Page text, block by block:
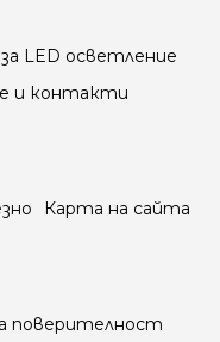
LED осветление
и контакти
Карта на сайта
поверителност